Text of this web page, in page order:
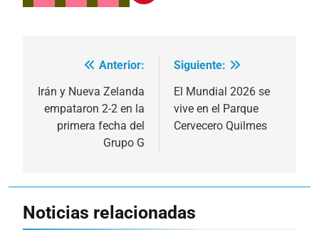
Navegación
de
entradas
Anterior:
Irán y Nueva Zelanda
empataron 2-2 en la
primera fecha del
Grupo G
Siguiente:
El Mundial 2026 se
vive en el Parque
Cervecero Quilmes
Noticias relacionadas